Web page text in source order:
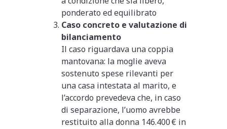
ponderato ed equilibrato
Caso concreto e valutazione di
bilanciamento
Il caso riguardava una coppia
mantovana: la moglie aveva
sostenuto spese rilevanti per
una casa intestata al marito, e
l’accordo prevedeva che, in caso
di separazione, l’uomo avrebbe
restituito alla donna 146.400 € in